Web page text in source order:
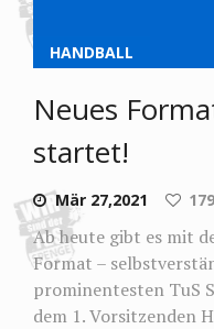
HANDBALL
Neues
startet!
Mär 27,2021
Ab heute gibt es mit
Format –
prominentesten TuS
dem 1. Vorsitzenden